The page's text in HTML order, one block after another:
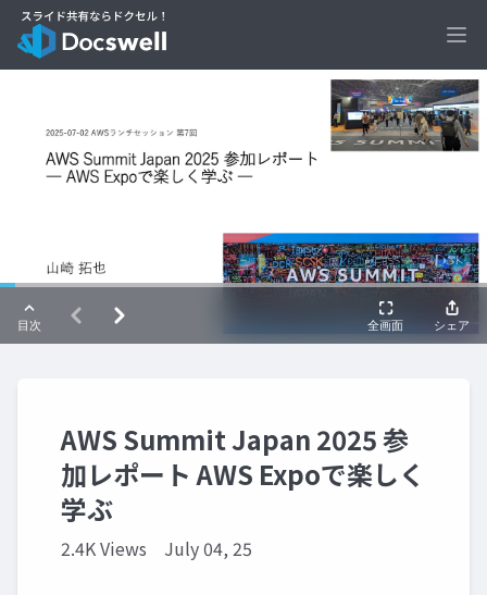
AWS Summit Japan 2025 参
加レポート AWS Expoで楽しく
学ぶ
2.4K Views July 04, 25